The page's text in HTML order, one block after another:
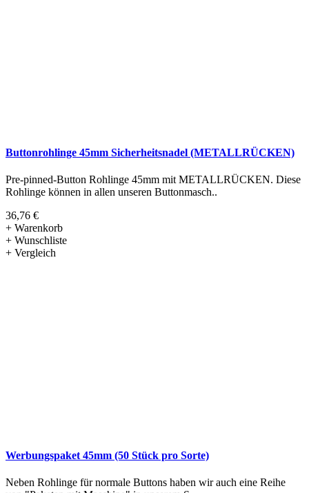
Buttonrohlinge 45mm Sicherheitsnadel (METALLRÜCKEN)
Pre-pinned-Button Rohlinge 45mm mit METALLRÜCKEN. Diese
Rohlinge können in allen unseren Buttonmasch..
36,76 €
+ Warenkorb
+ Wunschliste
+ Vergleich
Werbungspaket 45mm (50 Stück pro Sorte)
Neben Rohlinge für normale Buttons haben wir auch eine Reihe